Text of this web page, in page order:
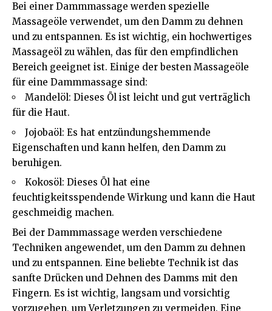
Bei einer Dammmassage werden spezielle
Massageöle verwendet, um den Damm zu dehnen
und zu entspannen. Es ist wichtig, ein hochwertiges
Massageöl zu wählen, das für den empfindlichen
Bereich geeignet ist. Einige der besten Massageöle
für eine Dammmassage sind:
Mandelöl: Dieses Öl ist leicht und gut verträglich
für die Haut.
Jojobaöl: Es hat entzündungshemmende
Eigenschaften und kann helfen, den Damm zu
beruhigen.
Kokosöl: Dieses Öl hat eine
feuchtigkeitsspendende Wirkung und kann die Haut
geschmeidig machen.
Bei der Dammmassage werden verschiedene
Techniken angewendet, um den Damm zu dehnen
und zu entspannen. Eine beliebte Technik ist das
sanfte Drücken und Dehnen des Damms mit den
Fingern. Es ist wichtig, langsam und vorsichtig
vorzugehen, um Verletzungen zu vermeiden. Eine